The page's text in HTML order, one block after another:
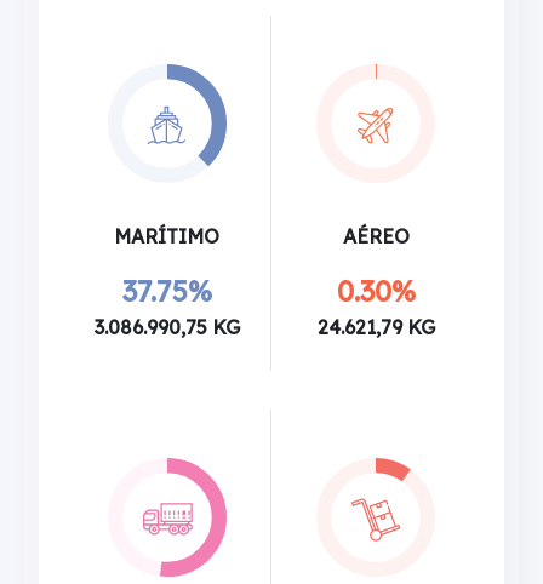
MARÍTIMO
37.75%
3.086.990,75 KG
AÉREO
0.30%
24.621,79 KG